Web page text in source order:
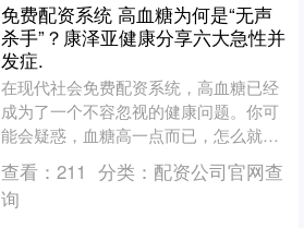
免费配资系统 高血糖为何是“无声
杀手”？康泽亚健康分享六大急性并
发症.
在现代社会免费配资系统，高血糖已经
成为了一个不容忽视的健康问题。你可
能会疑惑，血糖高一点而已，怎么就会
危及生命呢？今天，康泽（江西）药业
有限公司的健康顾问就来好....
查看： 211 分类： 配资公司官网查
询